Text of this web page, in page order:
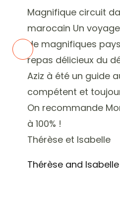
Magnifique circuit
marocain Un
de magnifiques
repas délicieux du
Aziz à été un guide
compétent et
On recommande
à 100% !
Thérèse et Isabelle
Thérèse and Isabelle